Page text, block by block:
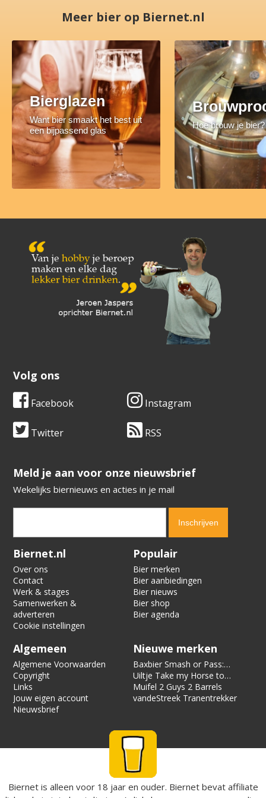
Meer bier op Biernet.nl
Bierglazen
Want bier smaakt het best uit
een bijpassend glas
Hoe brouw je bier?
Volg ons
Facebook Instagram
Twitter RSS
​​​​​​​Meld je aan voor onze nieuwsbrief
Wekelijks biernieuws en acties in je mail
Verification code:
Biernet.nl
Over ons
Contact
Werk & stages
Samenwerken &
adverteren
Cookie instellingen
Populair
Bier merken
Bier aanbiedingen
Bier nieuws
Bier shop
Bier agenda
Algemeen
Algemene Voorwaarden
Copyright
Links
Jouw eigen account
Nieuwsbrief
Nieuwe merken
Baxbier Smash or Pass:
Strata
Uiltje Take my Horse to
the Hotel Room
Muifel 2 Guys 2 Barrels
vandeStreek Tranentrekker
Biernet is alleen voor 18 jaar en ouder. Biernet bevat affiliate